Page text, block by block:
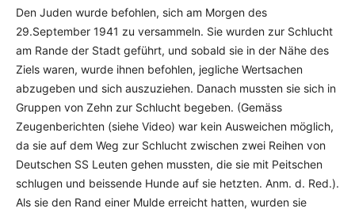
Den Juden wurde befohlen, sich am Morgen des
29.September 1941 zu versammeln. Sie wurden zur Schlucht
am Rande der Stadt geführt, und sobald sie in der Nähe des
Ziels waren, wurde ihnen befohlen, jegliche Wertsachen
abzugeben und sich auszuziehen. Danach mussten sie sich in
Gruppen von Zehn zur Schlucht begeben. (Gemäss
Zeugenberichten (siehe Video) war kein Ausweichen möglich,
da sie auf dem Weg zur Schlucht zwischen zwei Reihen von
Deutschen SS Leuten gehen mussten, die sie mit Peitschen
schlugen und beissende Hunde auf sie hetzten. Anm. d. Red.).
Als sie den Rand einer Mulde erreicht hatten, wurden sie